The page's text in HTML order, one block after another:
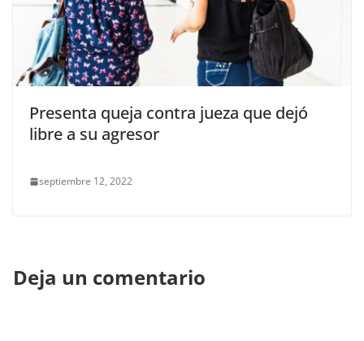
Presenta queja contra jueza que dejó
libre a su agresor
septiembre 12, 2022
Deja un comentario